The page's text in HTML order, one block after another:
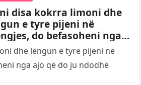
disa kokrra limoni dhe
e tyre pijeni në
do befasoheni nga
që do ju ndodhë
dhe lëngun e tyre pijeni në
nga ajo që do ju ndodhë